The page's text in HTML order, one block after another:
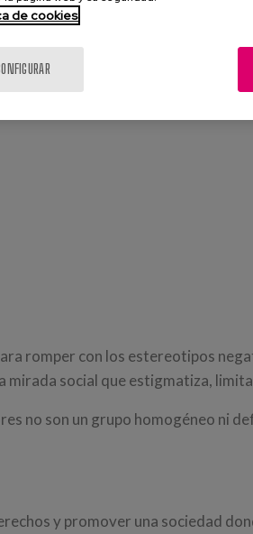
romper con los estereotipos
mirada social que estigmatiza,
no son un grupo homogéneo ni
y promover una sociedad
de cookies